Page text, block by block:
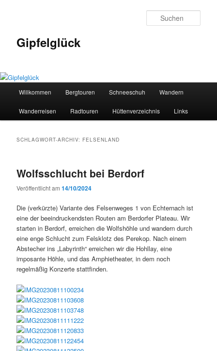
Gipfelglück
Willkommen Bergtouren Schneeschuh Wandern
Wanderreisen Radtouren Hüttenverzeichnis Links
SCHLAGWORT-ARCHIV: FELSENLAND
Wolfsschlucht bei Berdorf
Veröffentlicht am14/10/2024
Die (verkürzte) Variante des Felsenweges 1 von Echternach ist
eine der beeindruckendsten Routen am Berdorfer Plateau. Wir
starten in Berdorf, erreichen die Wolfshöhle und wandern durch
eine enge Schlucht zum Felsklotz des Perekop. Nach einem
Abstecher ins „Labyrinth“ erreichen wir die Hohllay, eine
imposante Höhle, und das Amphietheater, in dem noch
regelmäßig Konzerte stattfinden.